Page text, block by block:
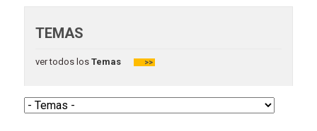
TEMAS
ver todos losTemas >>